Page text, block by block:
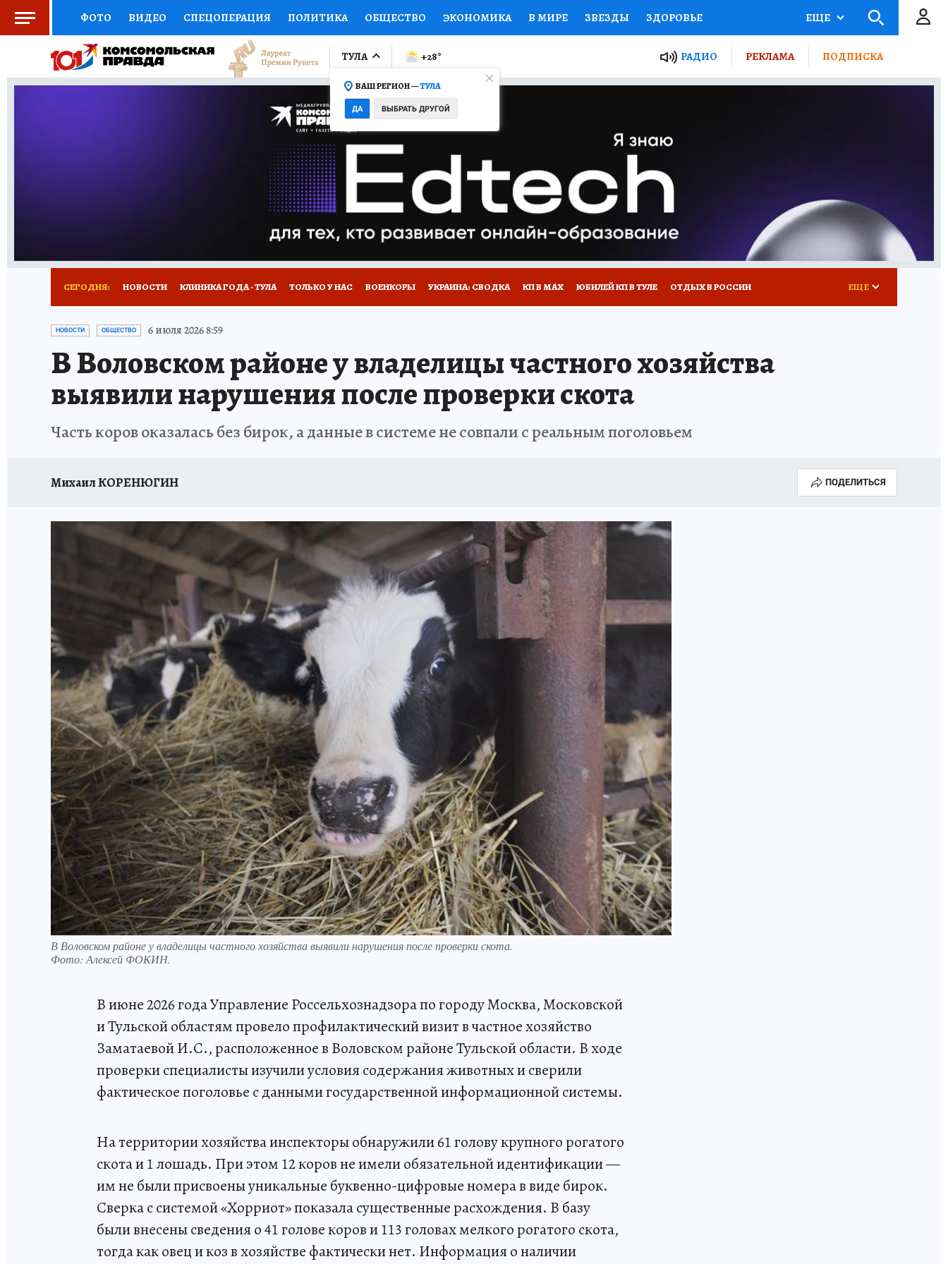
ФОТО ВИДЕО СПЕЦОПЕРАЦИЯ ПОЛИТИКА ОБЩЕСТВО ЭКОНОМИКА В МИРЕ ЗВЕЗДЫ ЗДОРОВЬЕ
СОЦПОДДЕРЖКА НАУКА СПОРТ КОЛУМНИСТЫ ПРОИСШЕСТВИЯ НАЦИОНАЛЬНЫЕ ПРОЕКТЫ РОССИИ
ВЫБОР ЭКСПЕРТОВ ДОКТОР ФИНАНСЫ ОТКРЫВАЕМ МИР СЕМЬЯ ЖЕНСКИЕ СЕКРЕТЫ ПУТЕВОДИТЕЛЬ
ПРОГНОЗЫ НА СПОРТ ПРОМОКОДЫ СЕРИАЛЫ
ТЕЛЕВИЗОР КОЛЛЕКЦИИ КОНКУРСЫ ГИД ПОТРЕБИТЕЛЯ
НОВОЕ НА САЙТЕ
ЕЩЕ
ТУЛА
ВАШ РЕГИОН —ТУЛА
ДА ВЫБРАТЬ ДРУГОЙ
+28° РАДИО РЕКЛАМА ПОДПИСКА
СЕГОДНЯ: НОВОСТИ КЛИНИКА ГОДА - ТУЛА ТОЛЬКО У НАС ВОЕНКОРЫ УКРАИНА: СВОДКА КП В МАХ ЮБИЛЕЙ КП В ТУЛЕ ОТДЫХ В РОССИИ
ЗАПОВЕДНАЯ РОССИЯ
ЕЩЕ
НОВОСТИ ОБЩЕСТВО 6 июля 2026 8:59
В Воловском районе у владелицы частного хозяйства
выявили нарушения после проверки скота
Часть коров оказалась без бирок, а данные в системе не совпали с реальным поголовьем
Михаил КОРЕНЮГИН ПОДЕЛИТЬСЯ
В Воловском районе у владелицы частного хозяйства выявили нарушения после проверки скота.
Фото: Алексей ФОКИН.
В июне 2026 года Управление Россельхознадзора по городу Москва, Московской
и Тульской областям провело профилактический визит в частное хозяйство
Заматаевой И.С., расположенное в Воловском районе Тульской области. В ходе
проверки специалисты изучили условия содержания животных и сверили
фактическое поголовье с данными государственной информационной системы.
На территории хозяйства инспекторы обнаружили 61 голову крупного рогатого
скота и 1 лошадь. При этом 12 коров не имели обязательной идентификации —
им не были присвоены уникальные буквенно-цифровые номера в виде бирок.
Сверка с системой «Хорриот» показала существенные расхождения. В базу
были внесены сведения о 41 голове коров и 113 головах мелкого рогатого скота,
тогда как овец и коз в хозяйстве фактически нет. Информация о наличии